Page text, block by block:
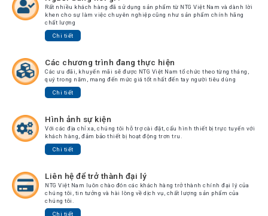
Phẩm
Chính
Sách
Vận
Sách
Bảo
Hành
Hiệu
Chính
Rất nhiều khách hàng đã sử dụng sản phẩm từ NTG Việt Nam và dành lời
khen cho sự làm việc chuyên nghiệp cũng như sản phẩm chính hãng
chất lượng
Chi tiết
Các chương trình đang thực hiện
Các ưu đãi, khuyến mãi sẽ được NTG Việt Nam tổ chức theo từng tháng,
quý trong năm, mang đến mức giá tốt nhất đến tay người tiêu dùng
Chi tiết
Hình ảnh sự kiện
Với các địa chỉ xa, chúng tôi hỗ trợ cài đặt, cấu hình thiết bị trực tuyến với
khách hàng, đảm bảo thiết bị hoạt động trơn tru.
Chi tiết
Liên hệ để trở thành đại lý
NTG Việt Nam luôn chào đón các khách hàng trở thành chính đại lý của
chúng tôi, tin tưởng và hài lòng về dịch vụ, chất lượng sản phẩm của
chúng tôi.
Chi tiết